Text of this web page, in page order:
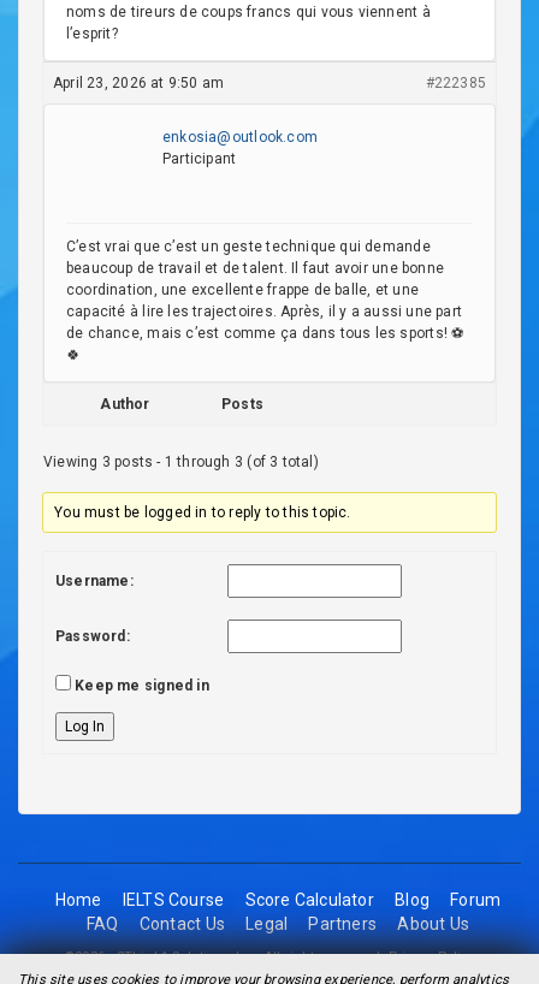
This site uses cookies to improve your browsing experience, perform analytics
noms de tireurs de coups francs qui vous viennent à
l’esprit?
April 23, 2026 at 9:50 am #222385
enkosia@outlook.com
Participant
C’est vrai que c’est un geste technique qui demande
beaucoup de travail et de talent. Il faut avoir une bonne
coordination, une excellente frappe de balle, et une
capacité à lire les trajectoires. Après, il y a aussi une part
de chance, mais c’est comme ça dans tous les sports! ⚽️
🍀
Author Posts
Viewing 3 posts - 1 through 3 (of 3 total)
You must be logged in to reply to this topic.
Username:
Password:
Keep me signed in
Log In
Home IELTS Course Score Calculator Blog
Forum
FAQ
Contact Us Legal Partners About Us
©2026 - 2Think1 Solutions Inc. All rights reserved.Privacy Policy